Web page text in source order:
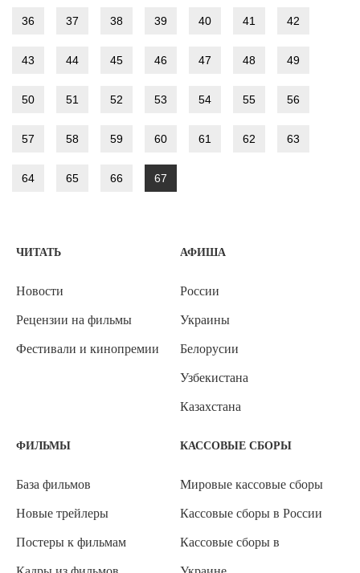
36 37 38 39 40 41 42
43 44 45 46 47 48 49
50 51 52 53 54 55 56
57 58 59 60 61 62 63
64 65 66 67
ЧИТАТЬ
Новости
Рецензии на фильмы
Фестивали и кинопремии
АФИША
России
Украины
Белорусии
Узбекистана
Казахстана
ФИЛЬМЫ
База фильмов
Новые трейлеры
Постеры к фильмам
КАССОВЫЕ СБОРЫ
Мировые кассовые сборы
Кассовые сборы в России
Кассовые сборы в